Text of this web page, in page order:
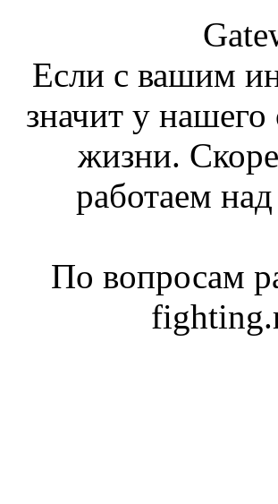
Если с вашим
значит у нашего
жизни.
работаем
По вопросам